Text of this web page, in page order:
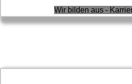
Wir bilden aus -